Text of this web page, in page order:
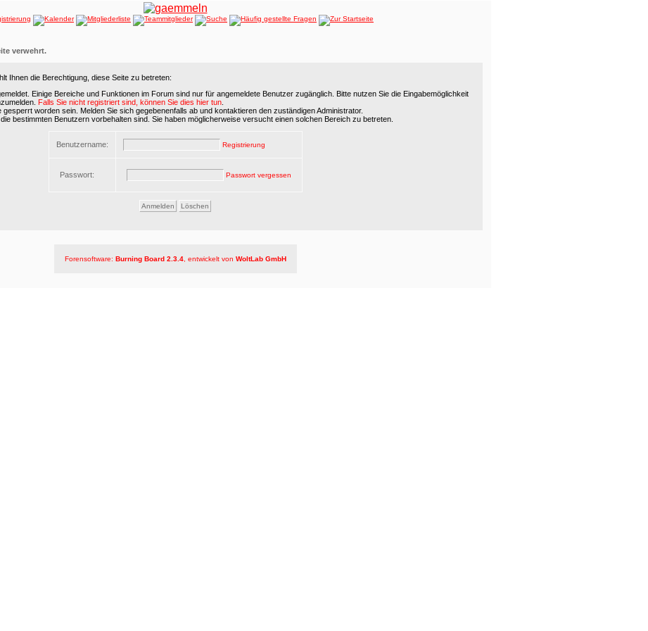
verwehrt.
Ihnen die Berechtigung, diese Seite zu betreten:
Einige Bereiche und Funktionen im Forum sind nur für angemeldete Benutzer zugänglich. Bitte nutzen Sie die Eingabemöglichkeit
Falls Sie nicht registriert sind, können Sie dies hier tun
worden sein. Melden Sie sich gegebenenfalls ab und kontaktieren den zuständigen Administrator.
bestimmten Benutzern vorbehalten sind. Sie haben möglicherweise versucht einen solchen Bereich zu betreten.
Benutzername: Registrierung
Passwort: Passwort vergessen
Forensoftware: Burning Board 2.3.4, entwickelt von WoltLab GmbH